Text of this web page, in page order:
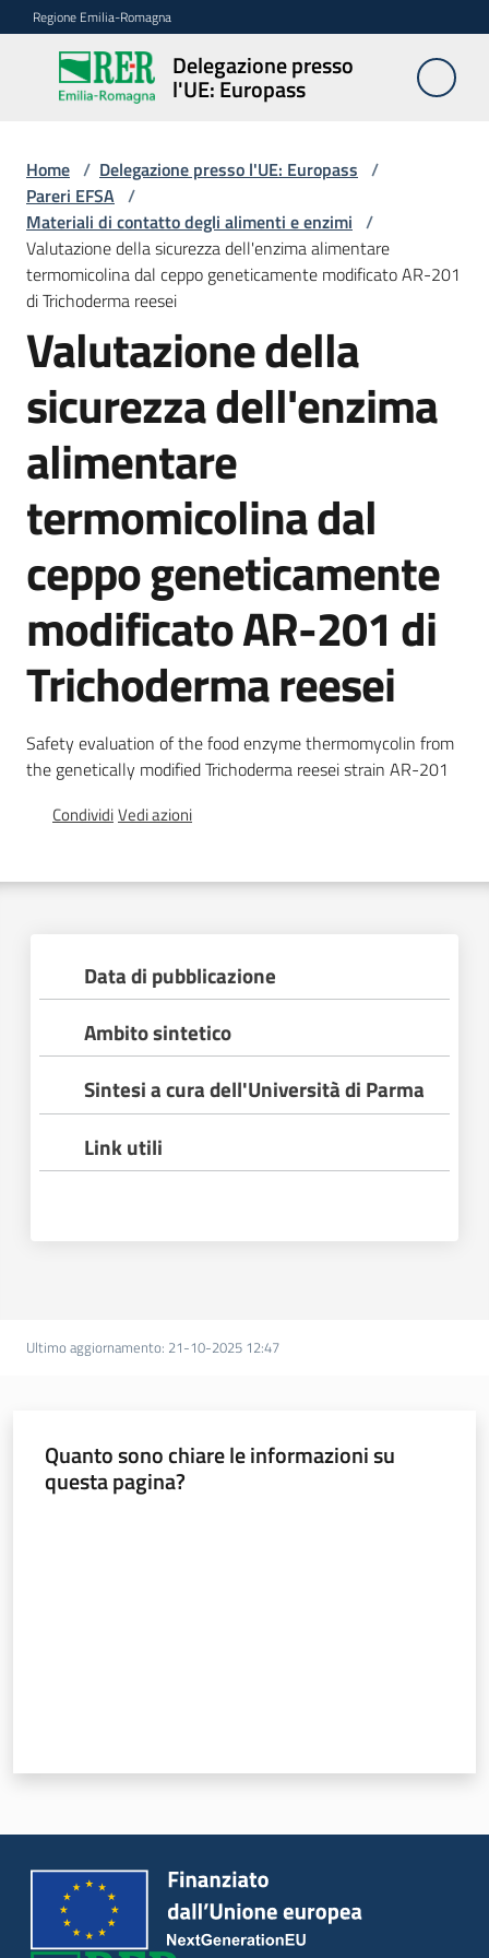
Vai al contenuto
Vai alla navigazione
Vai al footer
Regione Emilia-Romagna
Delegazione presso
l'UE: Europass
Delegazione
presso l'UE:
Novità
Pareri
EFSA
Opportunità
Chi
siamo
Sede
di
Bruxelles
su
Novità
Leggi Atti Bandi
Home / Delegazione presso l'UE: Europass /
Pareri EFSA /
Materiali di contatto degli alimenti e enzimi /
Valutazione della sicurezza dell'enzima alimentare
termomicolina dal ceppo geneticamente modificato AR-201
di Trichoderma reesei
Valutazione della
sicurezza dell'enzima
alimentare
termomicolina dal
ceppo geneticamente
modificato AR-201 di
Trichoderma reesei
Safety evaluation of the food enzyme thermomycolin from
the genetically modified Trichoderma reesei strain AR-201
CondividiVedi azioni
Data di pubblicazione
Ambito sintetico
Sintesi a cura dell'Università di Parma
Link utili
Ultimo aggiornamento: 21-10-2025 12:47
Quanto sono chiare le informazioni su
questa pagina?